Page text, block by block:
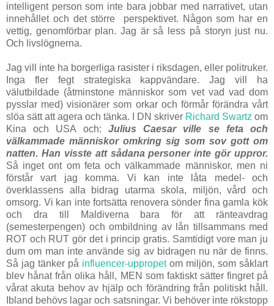
intelligent person som inte bara jobbar med narrativet, utan
innehållet och det större perspektivet. Någon som har en
vettig, genomförbar plan. Jag är så less på storyn just nu.
Och livslögnerna.
Jag vill inte ha borgerliga rasister i riksdagen, eller politruker.
Inga fler fegt strategiska kappvändare. Jag vill ha
välutbildade (åtminstone människor som vet vad vad dom
pysslar med) visionärer som orkar och förmår förändra vårt
slöa sätt att agera och tänka. I DN skriver Richard Swartz om
Kina och USA och: Julius Caesar ville se feta och
välkammade människor omkring sig som sov gott om
natten. Han visste att sådana personer inte gör uppror.
Så inget ont om feta och välkammade människor, men ni
förstår vart jag komma. Vi kan inte låta medel- och
överklassens alla bidrag utarma skola, miljön, vård och
omsorg. Vi kan inte fortsätta renovera sönder fina gamla kök
och dra till Maldiverna bara för att ränteavdrag
(semesterpengen) och ombildning av lån tillsammans med
ROT och RUT gör det i princip gratis. Samtidigt vore man ju
dum om man inte använde sig av bidragen nu när de finns.
Så jag tänker på influencer-uppropetom miljön, som såklart
blev hånat från olika håll, MEN som faktiskt sätter fingret på
vårat akuta behov av hjälp och förändring från politiskt håll.
Ibland behövs lagar och satsningar. Vi behöver inte rökstopp